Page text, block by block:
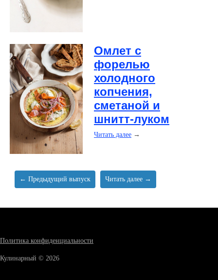
​Омлет с
форелью
холодного
копчения,
сметаной и
шнитт-луком
Читать далее →
← Предыдущий выпуск Читать далее →
Политика конфиденциальности
Кулинарный © 2026